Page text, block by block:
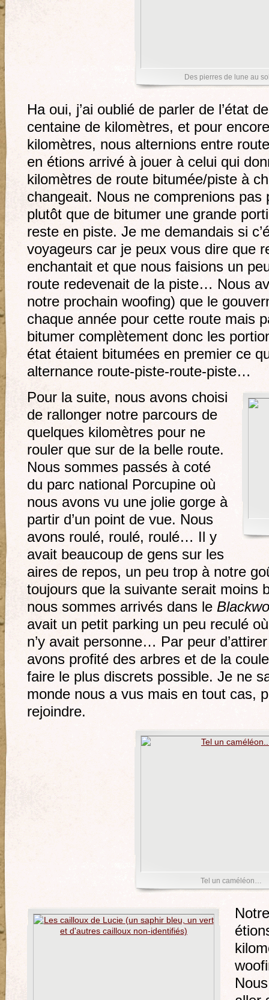
Des pierres de lune au
Ha oui, j’ai oublié de parler de l’état
centaine de kilomètres, et pour
kilomètres, nous alternions entre
en étions arrivé à jouer à celui qui
kilomètres de route bitumée/piste à
changeait. Nous ne comprenions pas
plutôt que de bitumer une grande
reste en piste. Je me demandais si
voyageurs car je peux vous dire que
enchantait et que nous faisions un
route redevenait de la piste… Nous
notre prochain woofing) que le
chaque année pour cette route mais
bitumer complètement donc les
état étaient bitumées en premier ce
alternance route-piste-route-piste…
Pour la suite, nous avons choisi
de rallonger notre parcours de
quelques kilomètres pour ne
rouler que sur de la belle route.
Nous sommes passés à coté
du parc national Porcupine où
nous avons vu une jolie gorge à
partir d’un point de vue. Nous
avons roulé, roulé, roulé… Il y
avait beaucoup de gens sur les
aires de repos, un peu trop à notre
toujours que la suivante serait moins
nous sommes arrivés dans le
avait un petit parking un peu reculé
n’y avait personne… Par peur
avons profité des arbres et de la
faire le plus discrets possible. Je ne
monde nous a vus mais en tout cas,
rejoindre.
Tel un caméléon…